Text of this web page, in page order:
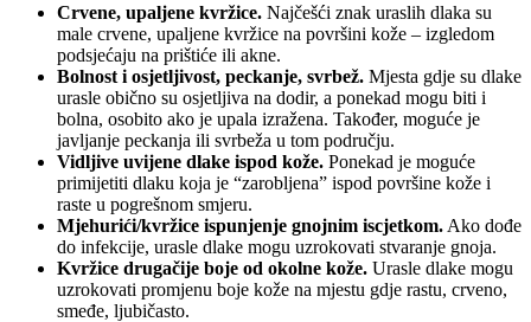
Crvene, upaljene kvržice. Najčešći znak uraslih dlaka su
male crvene, upaljene kvržice na površini kože – izgledom
podsjećaju na prištiće ili akne.
Bolnost i osjetljivost, peckanje, svrbež. Mjesta gdje su dlake
urasle obično su osjetljiva na dodir, a ponekad mogu biti i
bolna, osobito ako je upala izražena. Također, moguće je
javljanje peckanja ili svrbeža u tom području.
Vidljive uvijene dlake ispod kože. Ponekad je moguće
primijetiti dlaku koja je “zarobljena” ispod površine kože i
raste u pogrešnom smjeru.
Mjehurići/kvržice ispunjenje gnojnim iscjetkom. Ako dođe
do infekcije, urasle dlake mogu uzrokovati stvaranje gnoja.
Kvržice drugačije boje od okolne kože. Urasle dlake mogu
uzrokovati promjenu boje kože na mjestu gdje rastu, crveno,
smeđe, ljubičasto.